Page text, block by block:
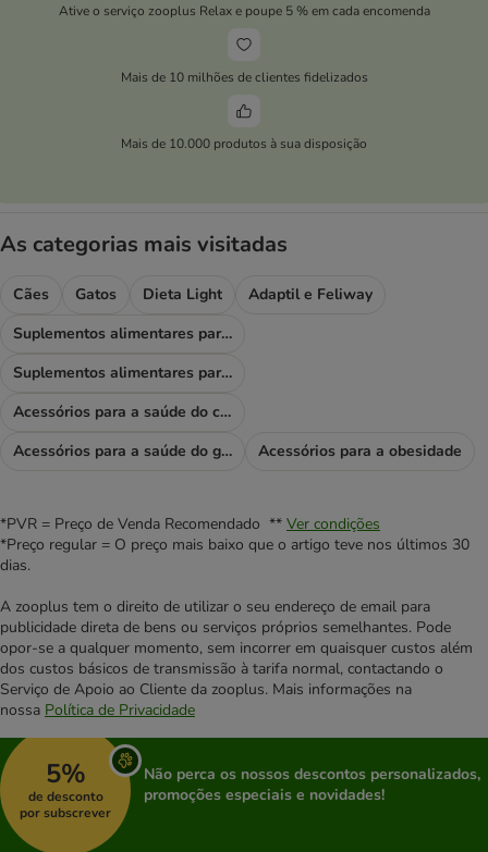
Ative o serviço zooplus Relax e poupe 5 % em cada encomenda
Mais de 10 milhões de clientes fidelizados
Mais de 10.000 produtos à sua disposição
As categorias mais visitadas
Cães Gatos Dieta Light
Adaptil e Feliway
Suplementos alimentares para cães
Suplementos alimentares para gatos
Acessórios para a saúde do cão
Acessórios para a saúde do gato
Acessórios para a obesidade
*PVR = Preço de Venda Recomendado ** Ver condições
*Preço regular = O preço mais baixo que o artigo teve nos últimos 30
dias.
A zooplus tem o direito de utilizar o seu endereço de email para
publicidade direta de bens ou serviços próprios semelhantes. Pode
opor-se a qualquer momento, sem incorrer em quaisquer custos além
dos custos básicos de transmissão à tarifa normal, contactando o
Serviço de Apoio ao Cliente da zooplus. Mais informações na
nossa Política de Privacidade
5%
de desconto
por subscrever
Não perca os nossos descontos personalizados,
promoções especiais e novidades!